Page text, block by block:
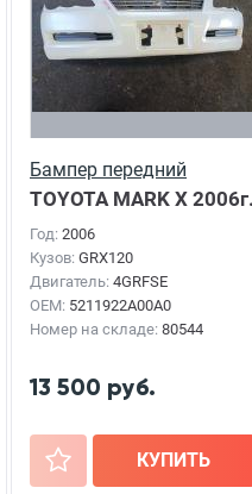
Бампер передний
TOYOTA MARK X
Год: 2006
Кузов: GRX120
Двигатель: 4GRFSE
OEM: 5211922A00A0
Номер на складе: 80544
13 500 руб.
+ КУПИТЬ